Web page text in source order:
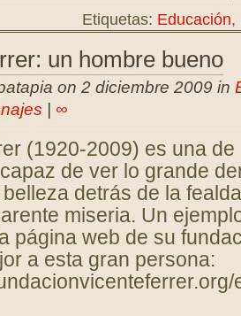
Etiquetas: Educación,
un hombre bueno
on 2 diciembre 2009 in
∞
(1920-2009) es una
de ver lo grande
detrás de la
miseria. Un
página web de su
a esta gran persona: